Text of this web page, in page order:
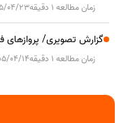
زمان مطالعه 1 دقیقه 04/23
گزارش تصویری/ پروازهای
زمان مطالعه 1 دقیقه 04/14